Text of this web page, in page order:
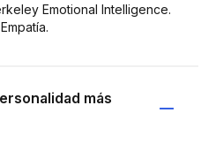
Emotional Intelligence.
más